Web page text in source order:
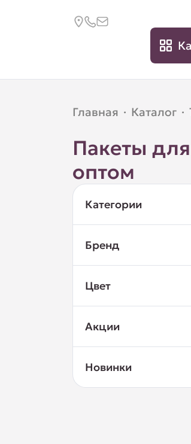
Главная · Каталог ·
Пакеты
оптом
Категории
Бренд
Цвет
Акции
Новинки